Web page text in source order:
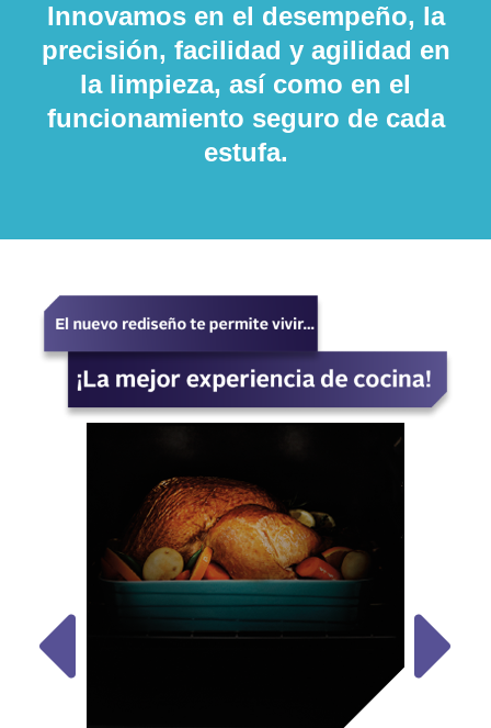
Innovamos en el desempeño, la
precisión, facilidad y agilidad en
la limpieza, así como en el
funcionamiento seguro de cada
estufa.